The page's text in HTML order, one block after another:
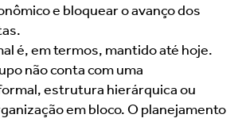
e bloquear o avanço dos
é, em termos, mantido até hoje.
não conta com uma
estrutura hierárquica ou
em bloco. O planejamento